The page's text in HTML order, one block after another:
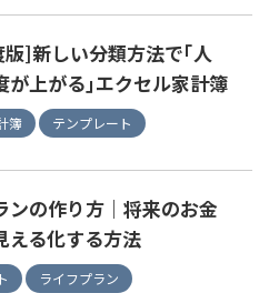
]新しい分類方法で｢人
が上がる｣エクセル家計簿
簿 テンプレート
ンの作り方｜将来のお金
える化する方法
ライフプラン